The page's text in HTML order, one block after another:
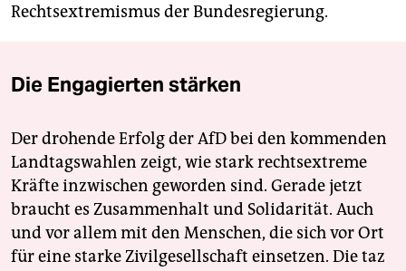
Rechtsextremismus der Bundesregierung.
Die Engagierten stärken
Der drohende Erfolg der AfD bei den kommenden
Landtagswahlen zeigt, wie stark rechtsextreme
Kräfte inzwischen geworden sind. Gerade jetzt
braucht es Zusammenhalt und Solidarität. Auch
und vor allem mit den Menschen, die sich vor Ort
für eine starke Zivilgesellschaft einsetzen. Die taz